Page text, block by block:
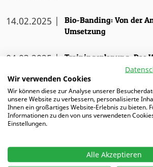
14.02.2025 |
Bio-Banding: Von der
Umsetzung
04.03.2025 |
Trainingsplanung: Das
08.07.2024 | EM 2024: Mit
20.06.2024 |
23.04.2024 | Barcas Flügelspiel im
Wir verwenden Cookies
Wir können diese zur Analyse unserer
unsere Website zu verbessern, personalisierte
Ihnen ein großartiges Website-Erlebnis zu bieten.
Informationen zu den von uns verwendeten
Einstellungen.
Alle Akzeptieren